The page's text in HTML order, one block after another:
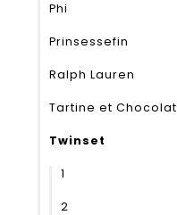
Phi
Prinsessefin
Ralph Lauren
Tartine et Chocolat
Twinset
1
2